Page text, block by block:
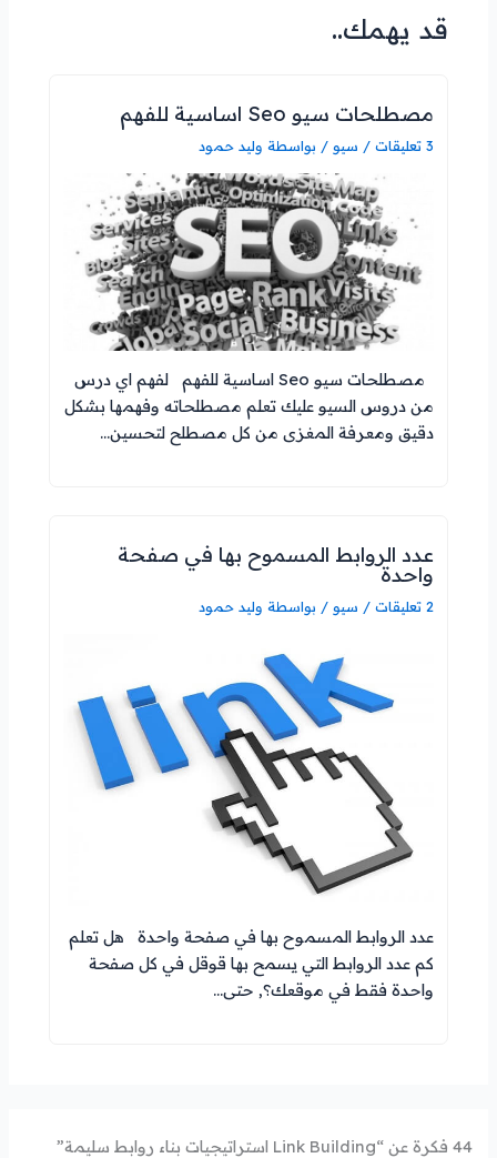
قد يهمك..
مصطلحات سيو Seo اساسية للفهم
3 تعليقات / سيو / بواسطة وليد حمود
مصطلحات سيو Seo اساسية للفهم لفهم اي درس
من دروس السيو عليك تعلم مصطلحاته وفهمها بشكل
دقيق ومعرفة المغزى من كل مصطلح لتحسين…
عدد الروابط المسموح بها في صفحة
واحدة
2 تعليقات / سيو / بواسطة وليد حمود
عدد الروابط المسموح بها في صفحة واحدة هل تعلم
كم عدد الروابط التي يسمح بها قوقل في كل صفحة
واحدة فقط في موقعك؟, حتى…
44 فكرة عن “Link Building استراتيجيات بناء روابط سليمة”